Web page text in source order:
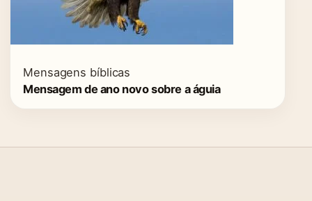
Mensagens bíblicas
Mensagem de ano novo sobre a águia